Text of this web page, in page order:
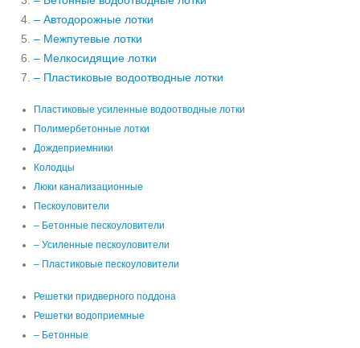
– Автодорожные лотки
– Межпутевые лотки
– Мелкосидящие лотки
– Пластиковые водоотводные лотки
Пластиковые усиленные водоотводные лотки
Полимербетонные лотки
Дождеприемники
Колодцы
Люки канализационные
Пескоуловители
– Бетонные пескоуловители
– Усиленные пескоуловители
– Пластиковые пескоуловители
Решетки придверного поддона
Решетки водоприемные
– Бетонные